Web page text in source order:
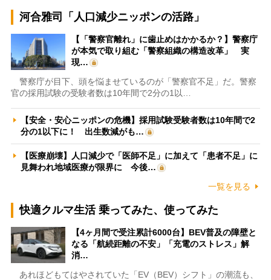
河合雅司「人口減少ニッポンの活路」
【「警察官離れ」に歯止めはかかるか？】警察庁
が本気で取り組む「警察組織の構造改革」 実
現…
警察庁が目下、頭を悩ませているのが「警察官不足」だ。警察
官の採用試験の受験者数は10年間で2分の1以…
【安全・安心ニッポンの危機】採用試験受験者数は10年間で2
分の1以下に！ 出生数減がも…
【医療崩壊】人口減少で「医師不足」に加えて「患者不足」に
見舞われ地域医療が限界に 今後…
一覧を見る
快適クルマ生活 乗ってみた、使ってみた
【4ヶ月間で受注累計6000台】BEV普及の障壁と
なる「航続距離の不安」「充電のストレス」解
消…
あれほどもてはやされていた「EV（BEV）シフト」の潮流も、